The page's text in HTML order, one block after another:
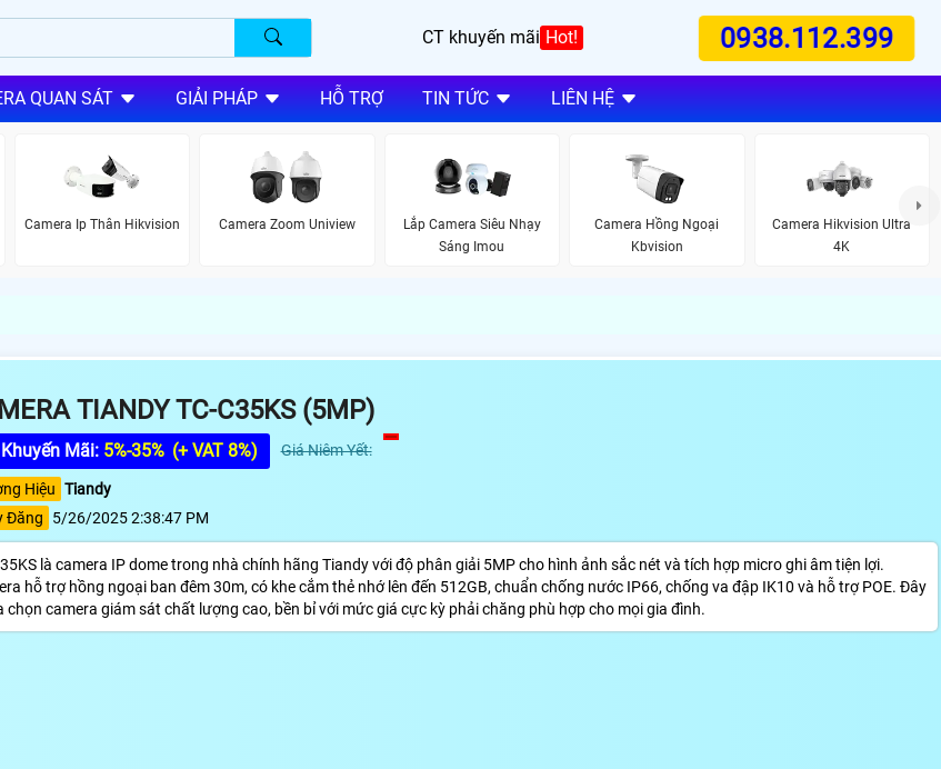
CT khuyến mãi Hot! 0938.112.399
QUAN SÁT GIẢI PHÁP HỖ TRỢ TIN TỨC LIÊN HỆ
Camera Ip Thân Hikvision Camera Zoom Uniview
Lắp Camera Siêu Nhạy
Sáng Imou
Camera Hồng Ngoại
Kbvision
Camera Hikvision Ultra
4K
TIANDY TC-C35KS (5MP)
Mãi: 5%-35% (+ VAT 8%) Giá Niêm Yết:
Hiệu Tiandy
Đăng
5/26/2025 2:38:47 PM
là camera IP dome trong nhà chính hãng Tiandy với độ phân giải 5MP cho hình ảnh sắc nét và tích hợp micro ghi âm tiện lợi.
hỗ trợ hồng ngoại ban đêm 30m, có khe cắm thẻ nhớ lên đến 512GB, chuẩn chống nước IP66, chống va đập IK10 và hỗ trợ POE. Đây
chọn camera giám sát chất lượng cao, bền bỉ với mức giá cực kỳ phải chăng phù hợp cho mọi gia đình.